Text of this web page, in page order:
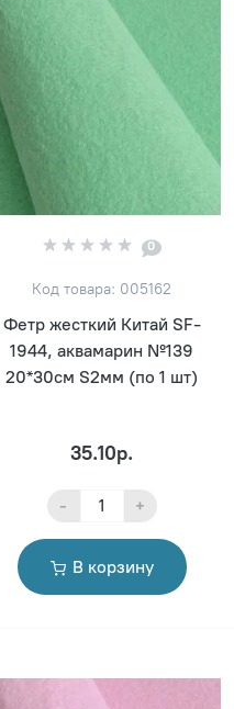
0
Код товара: 005162
Фетр жесткий Китай SF-
1944, аквамарин №139
20*30см S2мм (по 1 шт)
35.10р.
- +
В корзину